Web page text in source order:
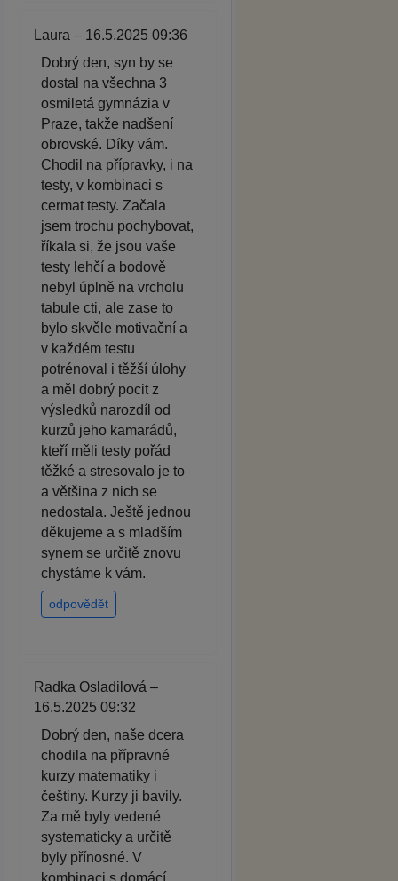
Laura – 16.5.2025 09:36
Dobrý den, syn by se
dostal na všechna 3
osmiletá gymnázia v
Praze, takže nadšení
obrovské. Díky vám.
Chodil na přípravky, i na
testy, v kombinaci s
cermat testy. Začala
jsem trochu pochybovat,
říkala si, že jsou vaše
testy lehčí a bodově
nebyl úplně na vrcholu
tabule cti, ale zase to
bylo skvěle motivační a
v každém testu
potrénoval i těžší úlohy
a měl dobrý pocit z
výsledků narozdíl od
kurzů jeho kamarádů,
kteří měli testy pořád
těžké a stresovalo je to
a většina z nich se
nedostala. Ještě jednou
děkujeme a s mladším
synem se určitě znovu
chystáme k vám.
odpovědět
Radka Osladilová –
16.5.2025 09:32
Dobrý den, naše dcera
chodila na přípravné
kurzy matematiky i
češtiny. Kurzy ji bavily.
Za mě byly vedené
systematicky a určitě
byly přínosné. V
kombinaci s domácí